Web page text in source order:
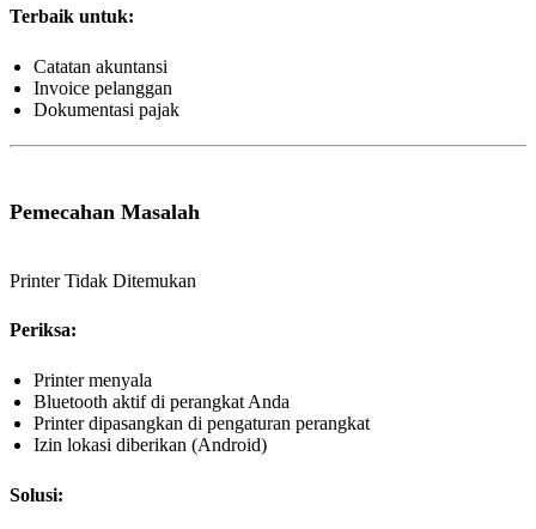
Terbaik untuk:
Catatan akuntansi
Invoice pelanggan
Dokumentasi pajak
Pemecahan Masalah
Printer Tidak Ditemukan
Periksa:
Printer menyala
Bluetooth aktif di perangkat Anda
Printer dipasangkan di pengaturan perangkat
Izin lokasi diberikan (Android)
Solusi: